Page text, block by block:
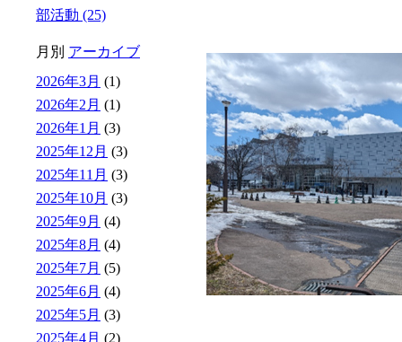
部活動 (25)
月別 アーカイブ
2026年3月 (1)
2026年2月 (1)
2026年1月 (3)
2025年12月 (3)
2025年11月 (3)
2025年10月 (3)
2025年9月 (4)
2025年8月 (4)
2025年7月 (5)
2025年6月 (4)
2025年5月 (3)
2025年4月 (2)